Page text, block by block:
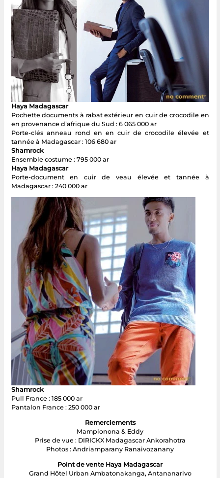
Haya Madagascar
Pochette documents à rabat extérieur en cuir de crocodile en
en provenance d’afrique du Sud : 6 065 000 ar
Porte-clés anneau rond en en cuir de crocodile élevée et
tannée à Madagascar : 106 680 ar
Shamrock
Ensemble costume : 795 000 ar
Haya Madagascar
Porte-document en cuir de veau élevée et tannée à
Madagascar : 240 000 ar
Shamrock
Pull France : 185 000 ar
Pantalon France : 250 000 ar
Remerciements
Mampionona & Eddy
Prise de vue : DIRICKX Madagascar Ankorahotra
Photos : Andriamparany Ranaivozanany
Point de vente Haya Madagascar
Grand Hôtel Urban Ambatonakanga, Antananarivo